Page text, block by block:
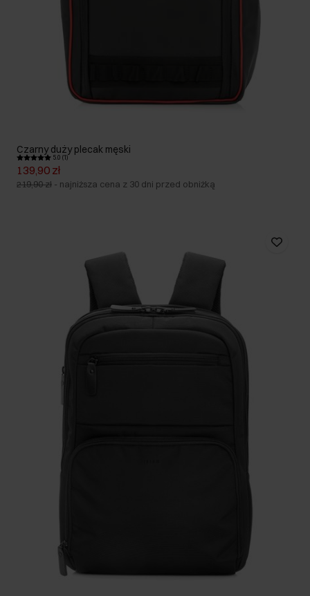
Czarny duży plecak męski
5.0 (1)
139,90 zł
219,90 zł - najniższa cena z 30 dni przed obniżką